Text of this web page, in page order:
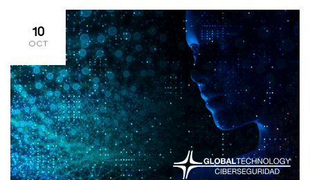
así reflejan las estadísticas. Los datos que generan y
10
OCT